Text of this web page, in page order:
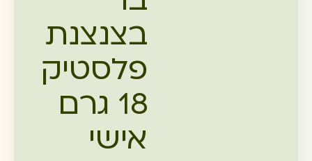
בצנצנת
פלסטיק
18 גרם
אישי